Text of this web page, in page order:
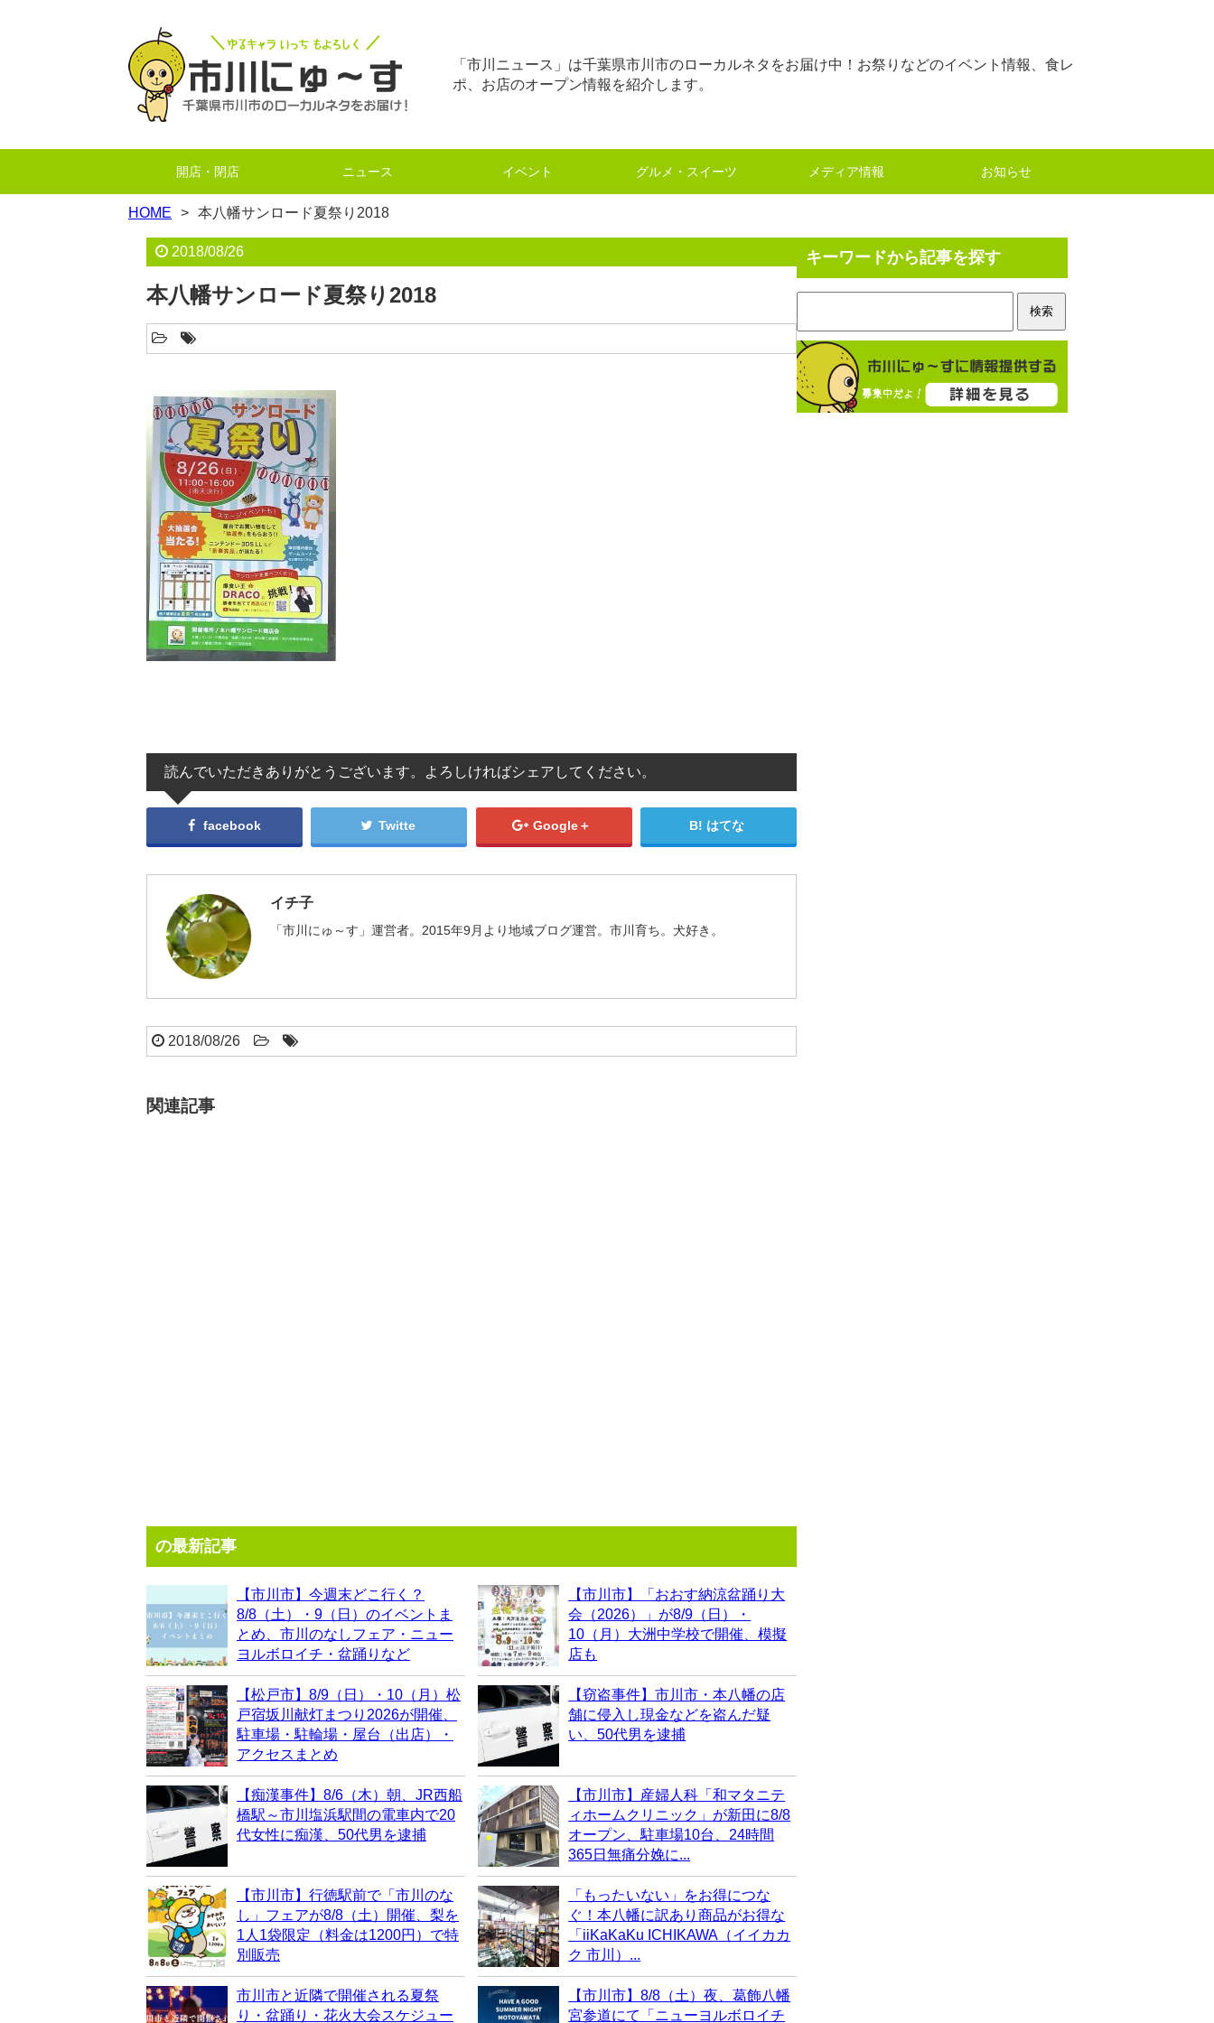
「市川ニュース」は千葉県市川市のローカルネタをお届け中！お祭りなどのイベント情報、食レ
ポ、お店のオープン情報を紹介します。
開店・閉店 ニュース イベント グルメ・スイーツ メディア情報 お知らせ
HOME 本八幡サンロード夏祭り2018
2018/08/26
本八幡サンロード夏祭り2018
読んでいただきありがとうございます。よろしければシェアしてください。
facebook Twitte Google＋ はてな
イチ子
「市川にゅ～す」運営者。2015年9月より地域ブログ運営。市川育ち。犬好き。
2018/08/26
関連記事
の最新記事
【市川市】今週末どこ行く？
8/8（土）・9（日）のイベントま
とめ、市川のなしフェア・ニュー
ヨルボロイチ・盆踊りなど
【市川市】「おおす納涼盆踊り大
会（2026）」が8/9（日）・
10（月）大洲中学校で開催、模擬
店も
【松戸市】8/9（日）・10（月）松
戸宿坂川献灯まつり2026が開催、
駐車場・駐輪場・屋台（出店）・
アクセスまとめ
【窃盗事件】市川市・本八幡の店
舗に侵入し現金などを盗んだ疑
い、50代男を逮捕
【痴漢事件】8/6（木）朝、JR西船
橋駅～市川塩浜駅間の電車内で20
代女性に痴漢、50代男を逮捕
【市川市】産婦人科「和マタニテ
ィホームクリニック」が新田に8/8
オープン、駐車場10台、24時間
365日無痛分娩に...
【市川市】行徳駅前で「市川のな
し」フェアが8/8（土）開催、梨を
1人1袋限定（料金は1200円）で特
別販売
「もったいない」をお得につな
ぐ！本八幡に訳あり商品がお得な
「iiKaKaKu ICHIKAWA（イイカカ
ク 市川）...
市川市と近隣で開催される夏祭
り・盆踊り・花火大会スケジュー
【市川市】8/8（土）夜、葛飾八幡
宮参道にて「ニューヨルボロイチ
キーワードから記事を探す